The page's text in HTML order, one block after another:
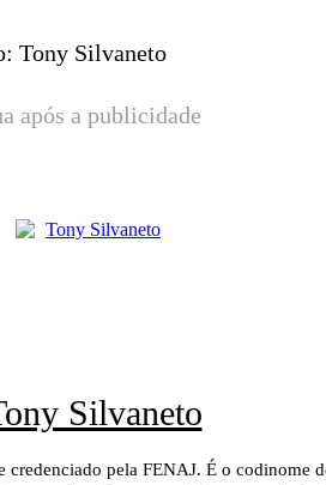
Tony Silvaneto
após a publicidade
Silvaneto
credenciado pela FENAJ. É o codinome